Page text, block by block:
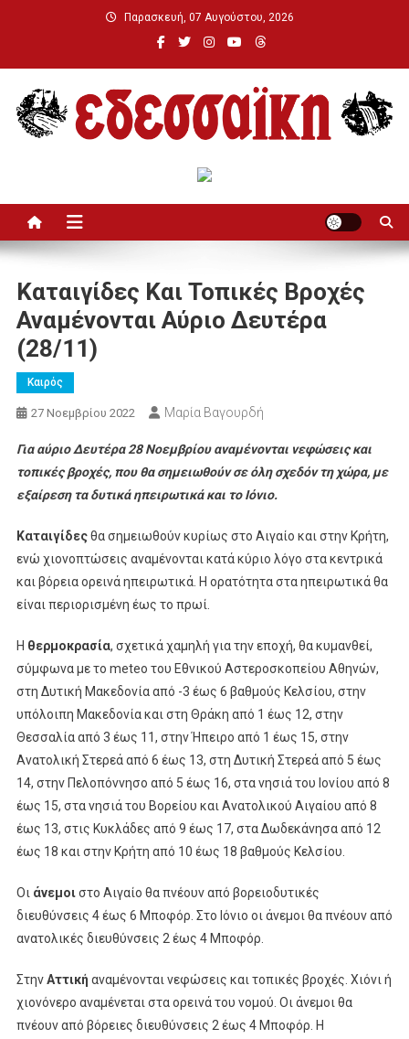
Παρασκευή, 07 Αυγούστου, 2026
Καταιγίδες Και Τοπικές Βροχές
Αναμένονται Αύριο Δευτέρα
(28/11)
Καιρός
27 Νοεμβρίου 2022 Μαρία Βαγουρδή
Για αύριο Δευτέρα 28 Νοεμβρίου αναμένονται νεφώσεις και
τοπικές βροχές, που θα σημειωθούν σε όλη σχεδόν τη χώρα, με
εξαίρεση τα δυτικά ηπειρωτικά και το Ιόνιο.
Καταιγίδεςθα σημειωθούν κυρίως στο Αιγαίο και στην Κρήτη,
ενώ χιονοπτώσεις αναμένονται κατά κύριο λόγο στα κεντρικά
και βόρεια ορεινά ηπειρωτικά. Η ορατότητα στα ηπειρωτικά θα
είναι περιορισμένη έως το πρωί.
Η θερμοκρασία, σχετικά χαμηλή για την εποχή, θα κυμανθεί,
σύμφωνα με το meteo του Εθνικού Αστεροσκοπείου Αθηνών,
στη Δυτική Μακεδονία από -3 έως 6 βαθμούς Κελσίου, στην
υπόλοιπη Μακεδονία και στη Θράκη από 1 έως 12, στην
Θεσσαλία από 3 έως 11, στην Ήπειρο από 1 έως 15, στην
Ανατολική Στερεά από 6 έως 13, στη Δυτική Στερεά από 5 έως
14, στην Πελοπόννησο από 5 έως 16, στα νησιά του Ιονίου από 8
έως 15, στα νησιά του Βορείου και Ανατολικού Αιγαίου από 8
έως 13, στις Κυκλάδες από 9 έως 17, στα Δωδεκάνησα από 12
έως 18 και στην Κρήτη από 10 έως 18 βαθμούς Κελσίου.
Οι άνεμοιστο Αιγαίο θα πνέουν από βορειοδυτικές
διευθύνσεις 4 έως 6 Μποφόρ. Στο Ιόνιο οι άνεμοι θα πνέουν από
ανατολικές διευθύνσεις 2 έως 4 Μποφόρ.
ΣτηνΑττική αναμένονται νεφώσεις και τοπικές βροχές. Χιόνι ή
χιονόνερο αναμένεται στα ορεινά του νομού. Οι άνεμοι θα
πνέουν από βόρειες διευθύνσεις 2 έως 4 Μποφόρ. Η